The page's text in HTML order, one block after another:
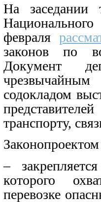
На заседании
февраля
законов по
Документ
содокладом
транспорту,
–
которого
перевозке